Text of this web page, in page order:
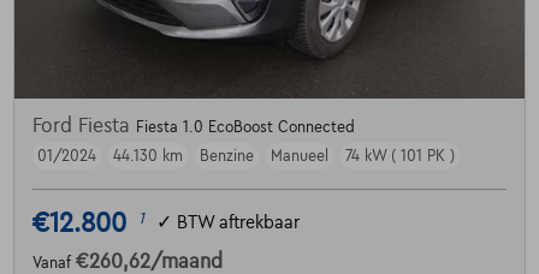
Ford Fiesta Fiesta 1.0 EcoBoost Connected
01/2024
44.130 km Benzine Manueel 74 kW ( 101 PK )
€12.800 1 ✓ BTW aftrekbaar
Vanaf €260,62/maand